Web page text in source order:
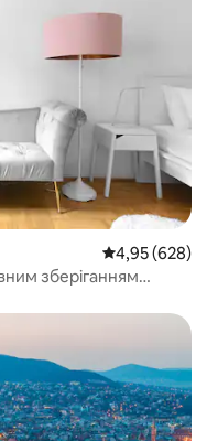
Середня
4,95 (628)
зберіганням